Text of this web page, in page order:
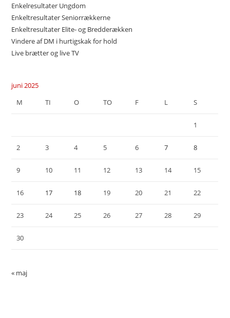
Enkelresultater Ungdom
Enkeltresultater Seniorrækkerne
Enkeltresultater Elite- og Bredderækken
Vindere af DM i hurtigskak for hold
Live brætter og live TV
juni 2025
M
TI O TO F L S
1
2 3 4 5 6 7 8
9 10 11 12 13 14 15
16 17 18 19 20 21 22
23 24 25 26 27 28 29
30
« maj